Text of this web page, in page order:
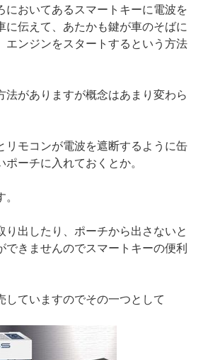
においてあるスマートキーに電波を
に伝えて、あたかも鍵が車のそばに
エンジンをスタートするという方法
法がありますが概念はあまり変わら
リモコンが電波を遮断するように缶
ーチに入れておくとか。
出したり、ポーチから出さないと
きませんのでスマートキーの便利
していますのでその一つとして